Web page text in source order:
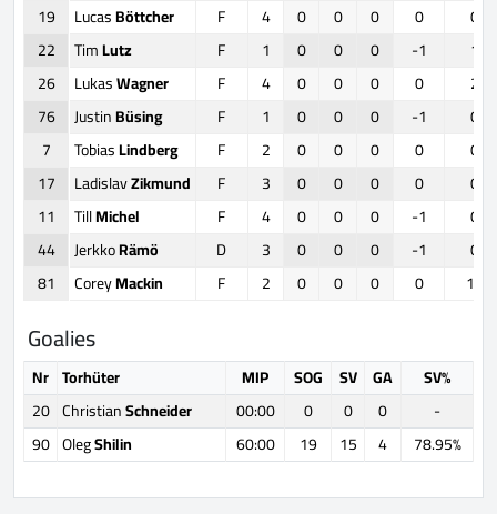
19
LucasBöttcher F 4 0 0 0 0
0
22
TimLutz F 1 0 0 0 -1
1
26
LukasWagner F 4 0 0 0 0
2
76
JustinBüsing F 1 0 0 0 -1
0
7
TobiasLindberg F 2 0 0 0 0
0
17
LadislavZikmund F 3 0 0 0 0
0
11
TillMichel F 4 0 0 0 -1
0
44
JerkkoRämö D 3 0 0 0 -1
0
81
CoreyMackin F 2 0 0 0 0 11
Goalies
Nr Torhüter MIP SOG SV GA
SV%
20 ChristianSchneider 00:00 0 0 0
-
90 OlegShilin 60:00 19 15 4 78.95%